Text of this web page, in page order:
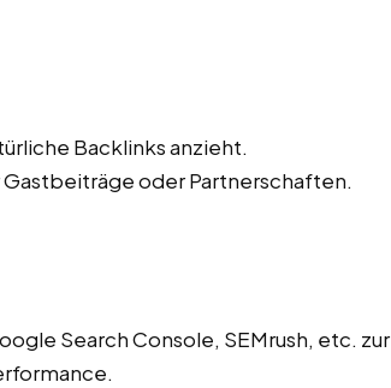
Backlinks anzieht.
oder Partnerschaften.
Search Console, SEMrush, etc. zur